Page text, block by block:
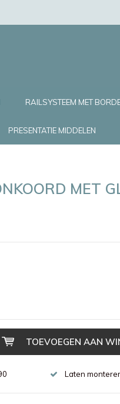
RAILSYSTEEM MET
PRESENTATIE MIDDELEN
MET
TOEVOEGEN AAN
Laten